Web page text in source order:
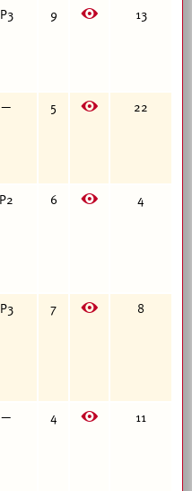
Р3 9 E 13
— 5 E 22
Р2 6 E 4
Р3 7 E 8
— 4 E 11